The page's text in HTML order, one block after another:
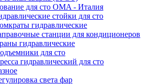
для сто OMA - Италия
стойки для сто
гидравлические
станции для кондиционеров
гидравлические
для сто
гидравлический для сто
света фар